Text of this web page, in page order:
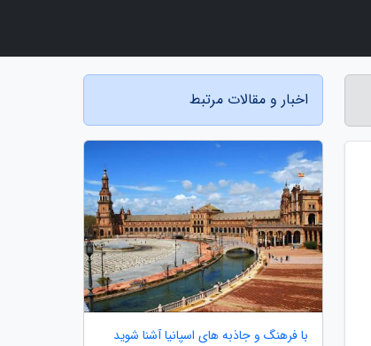
اخبار و مقالات مرتبط
با فرهنگ و جاذبه های اسپانیا آشنا شوید